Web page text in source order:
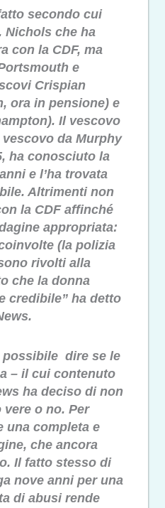
secondo cui
Nichols che ha
con la CDF, ma
e
Crispian
ora in pensione) e
Il vescovo
da Murphy
ha conosciuto la
e l’ha trovata
Altrimenti non
la CDF affinché
appropriata:
(la polizia
rivolti alla
che la donna
credibile” ha detto
possibile dire se le
– il cui contenuto
ha deciso di non
o no. Per
una completa e
che ancora
Il fatto stesso di
nove anni per una
di abusi rende